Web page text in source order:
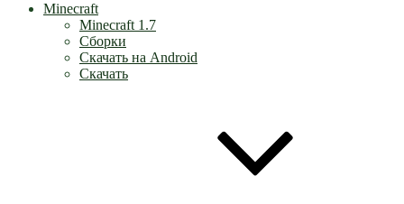
Minecraft
Minecraft 1.7
Сборки
Скачать на Android
Скачать